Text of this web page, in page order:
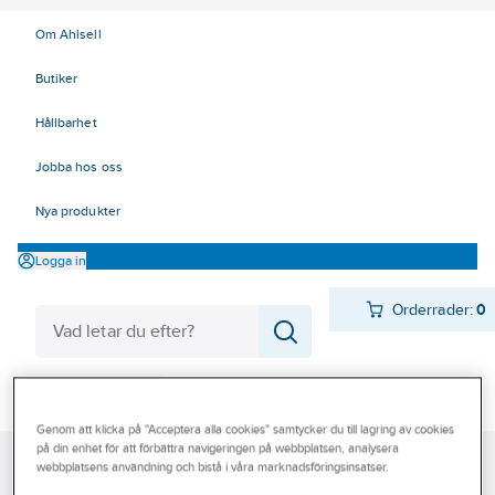
Om Ahlsell
Butiker
Hållbarhet
Jobba hos oss
Nya produkter
Logga in
Orderrader:0
Varumärken
Kampanjer
Ahlsell Produkter Arbetsplats Hantering
Kärror och vagnar
Genom att klicka på "Acceptera alla cookies" samtycker du till lagring av cookies
på din enhet för att förbättra navigeringen på webbplatsen, analysera
webbplatsens användning och bistå i våra marknadsföringsinsatser.